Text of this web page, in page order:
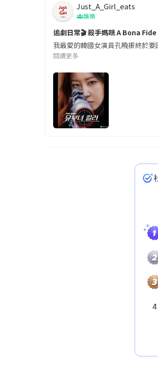
Just_A_Girl_eats
娛樂
追劇日常🎬 殺手媽咪 A Bona
我最愛的韓國女演員孔曉振終於
閱讀更多